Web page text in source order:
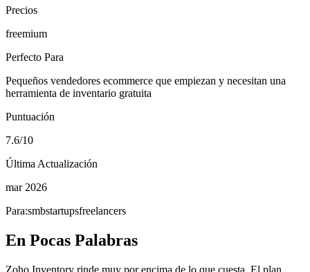
Precios
freemium
Perfecto Para
Pequeños vendedores ecommerce que empiezan y necesitan una
herramienta de inventario gratuita
Puntuación
7.6/10
Última Actualización
mar 2026
Para:smbstartupsfreelancers
En Pocas Palabras
Zoho Inventory rinde muy por encima de lo que cuesta. El plan